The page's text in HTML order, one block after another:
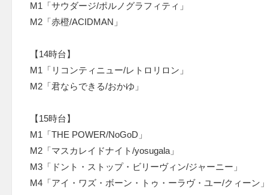
M1「サウダージ/ポルノグラフィティ」
M2「赤橙/ACIDMAN」
【14時台】
M1「リコンティニュー/レトロリロン」
M2「君ならできる/おかゆ」
【15時台】
M1「THE POWER/NoGoD」
M2「マスカレイドナイト/yosugala」
M3「ドント・ストップ・ビリーヴィン/ジャーニー」
M4「アイ・ワズ・ボーン・トゥ・ーラヴ・ユー/クィーン